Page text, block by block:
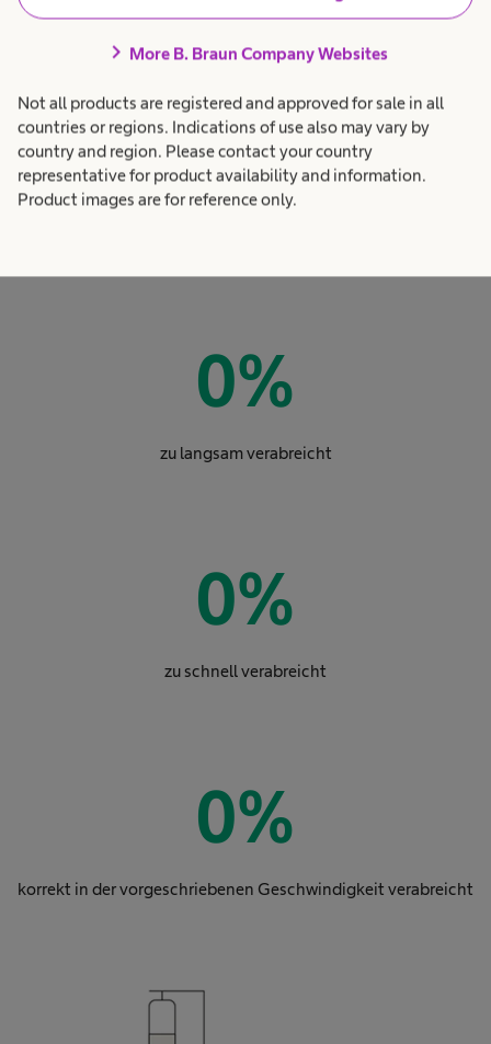
chevron_right More B. Braun Company Websites
Not all products are registered and approved for sale in all
countries or regions. Indications of use also may vary by
country and region. Please contact your country
representative for product availability and information.
Product images are for reference only.
Hätten Sie es gewusst?
Von insgesamt 207
Infusionsbeuteln wurden:8, 1
0%
zu langsam verabreicht
0%
zu schnell verabreicht
0%
korrekt in der vorgeschriebenen Geschwindigkeit verabreicht